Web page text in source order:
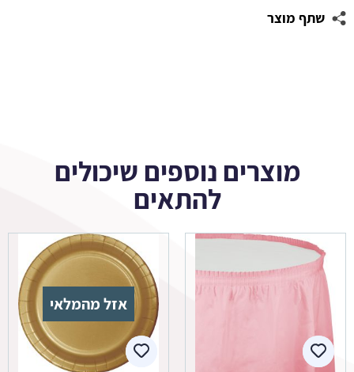
שתף מוצר
מוצרים נוספים שיכולים
להתאים
אזל מהמלאי